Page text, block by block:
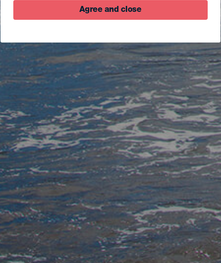
Agree and close